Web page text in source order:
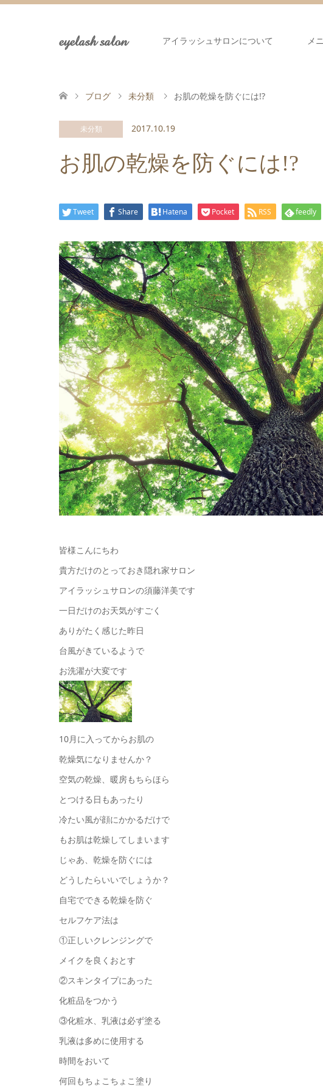
eyelash salon アイラッシュサロンについて メ
ブログ 未分類 お肌の乾燥を防ぐには!?
未分類 2017.10.19
お肌の乾燥を防ぐには!?
Tweet Share Hatena Pocket RSS feedly
皆様こんにちわ
貴方だけのとっておき隠れ家サロン
アイラッシュサロンの須藤洋美です
一日だけのお天気がすごく
ありがたく感じた昨日
台風がきているようで
お洗濯が大変です
10月に入ってからお肌の
乾燥気になりませんか？
空気の乾燥、暖房もちらほら
とつける日もあったり
冷たい風が顔にかかるだけで
もお肌は乾燥してしまいます
じゃあ、乾燥を防ぐには
どうしたらいいでしょうか？
自宅でできる乾燥を防ぐ
セルフケア法は
①正しいクレンジングで
メイクを良くおとす
②スキンタイプにあった
化粧品をつかう
③化粧水、乳液は必ず塗る
乳液は多めに使用する
時間をおいて
何回もちょこちょこ塗り